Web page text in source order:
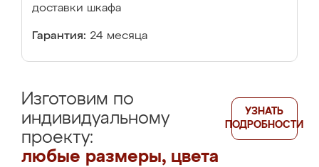
доставки шкафа
Гарантия: 24 месяца
Изготовим по
индивидуальному
проекту:
любые размеры, цвета
УЗНАТЬ
ПОДРОБНОСТИ